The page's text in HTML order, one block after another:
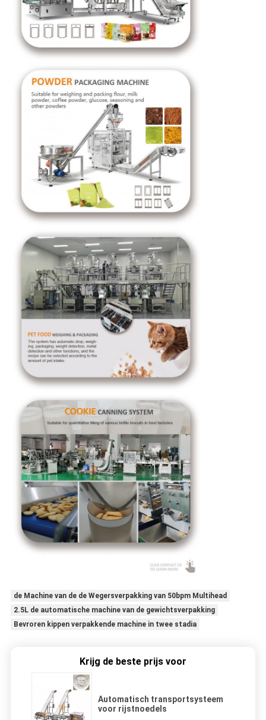
de Machine van de de Wegersverpakking van 50bpm Multihead
2.5L de automatische machine van de gewichtsverpakking
Bevroren kippen verpakkende machine in twee stadia
Krijg de beste prijs voor
Automatisch transportsysteem
voor rijstnoedels